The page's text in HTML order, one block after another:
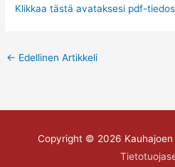
Klikkaa tästä avataksesi pdf-
← Edellinen Artikkeli
Copyright © 2026